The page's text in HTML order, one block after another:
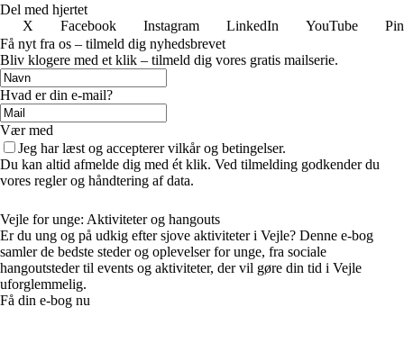
Del med hjertet
X
Facebook Instagram LinkedIn YouTube
Få nyt fra os – tilmeld dig nyhedsbrevet
Bliv klogere med et klik – tilmeld dig vores gratis mailserie.
Hvad er din e-mail?
Vær med
Jeg har læst og accepterer vilkår og betingelser.
Du kan altid afmelde dig med ét klik. Ved tilmelding godkender du
vores regler og håndtering af data.
Vejle for unge: Aktiviteter og hangouts
Er du ung og på udkig efter sjove aktiviteter i Vejle? Denne e-bog
samler de bedste steder og oplevelser for unge, fra sociale
hangoutsteder til events og aktiviteter, der vil gøre din tid i Vejle
uforglemmelig.
Få din e-bog nu